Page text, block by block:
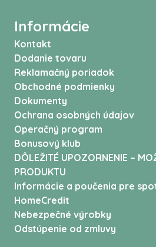
Informácie
Kontakt
Dodanie tovaru
Reklamačný poriadok
Obchodné podmienky
Dokumenty
Ochrana osobných údajov
Operačný program
Bonusový klub
DÔLEŽITÉ UPOZORNENIE –
PRODUKTU
Informácie a poučenia pre
HomeCredit
Nebezpečné výrobky
Odstúpenie od zmluvy